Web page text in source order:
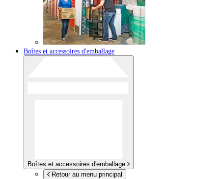
Boîtes et accessoires d'emballage
Boîtes et accessoires d'emballage
Retour au menu principal